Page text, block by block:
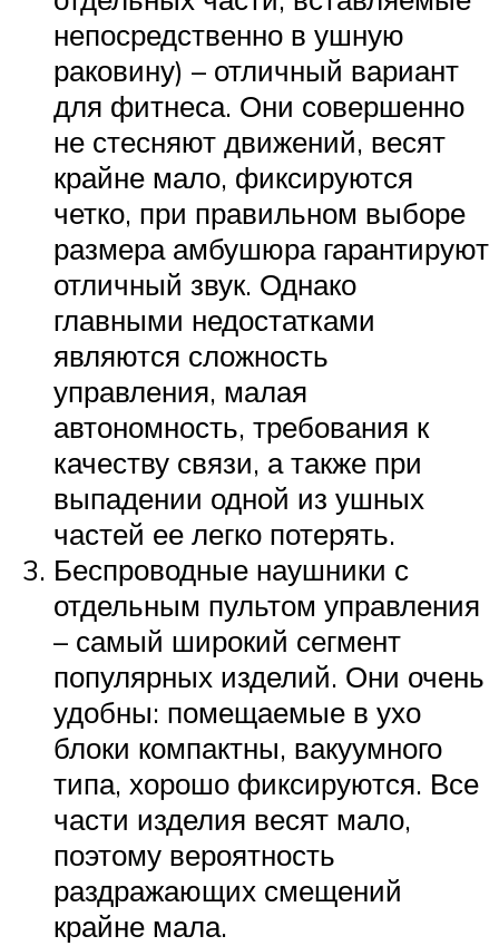
непосредственно в ушную
раковину) – отличный вариант
для фитнеса. Они совершенно
не стесняют движений, весят
крайне мало, фиксируются
четко, при правильном выборе
размера амбушюра гарантируют
отличный звук. Однако
главными недостатками
являются сложность
управления, малая
автономность, требования к
качеству связи, а также при
выпадении одной из ушных
частей ее легко потерять.
Беспроводные наушники с
отдельным пультом управления
– самый широкий сегмент
популярных изделий. Они очень
удобны: помещаемые в ухо
блоки компактны, вакуумного
типа, хорошо фиксируются. Все
части изделия весят мало,
поэтому вероятность
раздражающих смещений
крайне мала.